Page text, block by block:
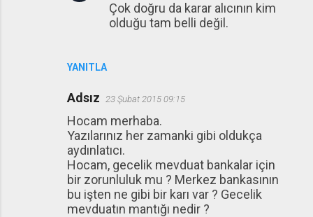
YANITLA
Çok doğru da karar alıcının kim
olduğu tam belli değil.
Adsız 23 Şubat 2015 09:15
Hocam merhaba.
Yazılarınız her zamanki gibi oldukça
aydınlatıcı.
Hocam, gecelik mevduat bankalar için
bir zorunluluk mu ? Merkez bankasının
bu işten ne gibi bir karı var ? Gecelik
mevduatın mantığı nedir ?